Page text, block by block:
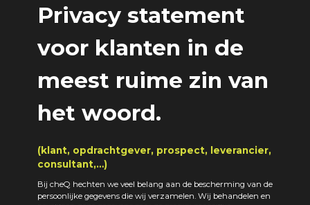
Privacy statement
voor klanten in de
meest ruime zin van
het woord.
(klant, opdrachtgever, prospect, leverancier,
consultant,…)
Bij cheQ hechten we veel belang aan de bescherming van de
persoonlijke gegevens die wij verzamelen. Wij behandelen en